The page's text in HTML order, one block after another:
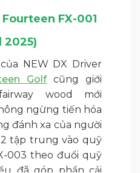
FX-001
2025)
NEW DX Driver
Golfcũng giới
wood mới
ngừng tiến hóa
đánh xa của người
tập trung vào quỹ
003 theo đuổi quỹ
đã góp phần cải